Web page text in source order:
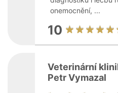
onemocnění, ...
10
Veterinární
Petr Vymazal